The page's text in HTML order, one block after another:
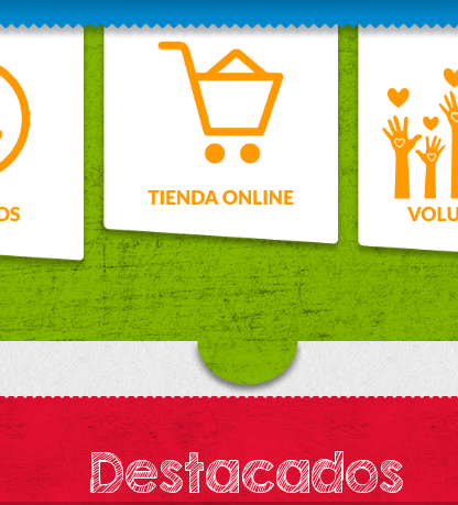
Destacados